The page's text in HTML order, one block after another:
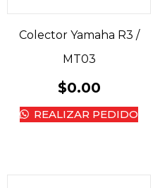
Colector Yamaha R3 /
MT03
$0.00
REALIZAR PEDIDO